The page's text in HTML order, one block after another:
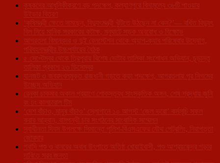
কৃষকদের আধুনিকীকরণে বড় পদক্ষেপ, কল্যাণপুরে বিনামূল্যে ৩৮টি পাওয়ার
উইডার বিতরণ
‘কৃষিমন্ত্রী ক্ষেতে নামছেন, বিদ্যুৎমন্ত্রী খুঁটিতে উঠছেন না কেন?’— বর্ধিত বিদ্যুৎ
বিল নিয়ে মানিক সরকারের কটাক্ষ, মনুঘাটে সড়ক অবরোধ ও বিক্ষোভ
আগরতলা বিমানবন্দর ও দুই রেলস্টেশন থেকে অ্যাপ-ক্যাব পরিষেবার উদ্যোগ,
পরিবহনমন্ত্রীর উচ্চপর্যায়ের বৈঠক
৫ সেপ্টেম্বর থেকে ত্রিপুরায় বিশেষ ভোটার তালিকা সংশোধন অভিযান, চূড়ান্ত
তালিকা প্রকাশ ২৩ ডিসেম্বর
যানজট ও জবরদখলমুক্ত রাজধানী গড়তে কড়া পদক্ষেপ, আগরতলায় পুর নিগমের
উচ্ছেদ অভিযান
রেনুকা চাকমার অকাল প্রয়াণে শোকস্তব্ধ সাংস্কৃতিক অঙ্গন, শেষ শ্রদ্ধায় জুনি
রং ঢং কালচারাল টিম
‘দেশ বাঁচাও, মানুষ বাঁচাও’ স্লোগানে ১০ আগস্ট ‘জেল ভরো’ কর্মসূচি সফল
করার আহ্বান, বামপন্থী চার সংগঠনের সাংবাদিক সম্মেলন
স্বাধীনতা দিবস উপলক্ষে সিমান্তে পুলিশ-বিএসএফের যৌথ পেট্রলিং, নিরাপত্তা
জোরদার
গবাদি পশু ও বানরের অবাধ উৎপাতে অতিষ্ঠ খোয়াইবাসী, পশু আশ্রয়কেন্দ্র গড়ার
দাবিতে সরব জনতা